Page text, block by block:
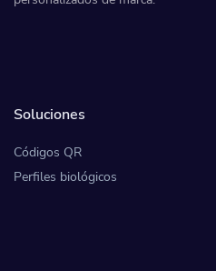
Soluciones
Códigos QR
Perfiles biológicos